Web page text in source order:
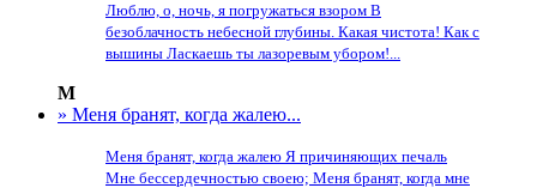
Люблю, о, ночь, я погружаться взором В
безоблачность небесной глубины. Какая чистота! Как с
вышины Ласкаешь ты лазоревым убором!...
М
» Меня бранят, когда жалею...
Меня бранят, когда жалею Я причиняющих печаль
Мне бессердечностью своею; Меня бранят, когда мне